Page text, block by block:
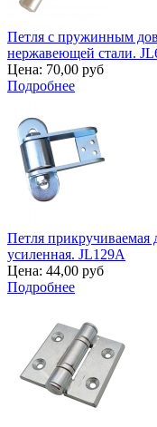
Петля с пружинным
нержавеющей стали.
Цена: 70,00 руб
Подробнее
Петля прикручиваемая
усиленная. JL129A
Цена: 44,00 руб
Подробнее